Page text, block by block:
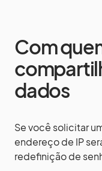
Com
dados
Se você solicitar
endereço de IP
redefinição de